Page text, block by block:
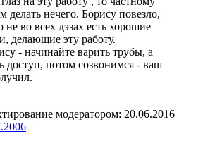
делать нечего. Борису повезло,
не во всех дэзах есть хорошие
делающие эту работу.
- начинайте варить трубы, а
доступ, потом созвонимся - ваш
модератором: 20.06.2016